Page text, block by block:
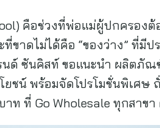
คือช่วงที่พ่อแม่ผู้ปกครอ
ขาดไม่ได้คือ “ของว่าง” ที่มี
นด์ ซันคิสท์ ขอแนะนำ ผลิตภั
ยชน์ พร้อมจัดโปรโมชั่นพิเศษ
าท ที่ Go Wholesale ทุกสา